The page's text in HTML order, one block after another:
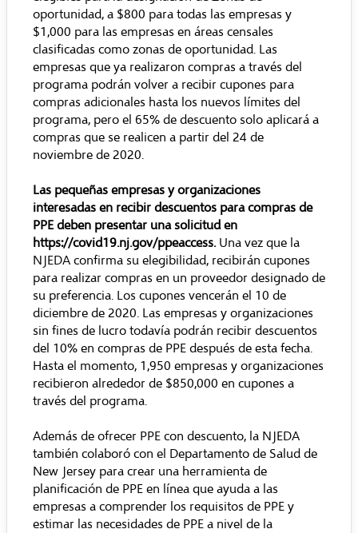
oportunidad, a $800 para todas las empresas y
$1,000 para las empresas en áreas censales
clasificadas como zonas de oportunidad. Las
empresas que ya realizaron compras a través del
programa podrán volver a recibir cupones para
compras adicionales hasta los nuevos límites del
programa, pero el 65% de descuento solo aplicará a
compras que se realicen a partir del 24 de
noviembre de 2020.
Las pequeñas empresas y organizaciones
interesadas en recibir descuentos para compras de
PPE deben presentar una solicitud en
https://covid19.nj.gov/ppeaccess. Una vez que la
NJEDA confirma su elegibilidad, recibirán cupones
para realizar compras en un proveedor designado de
su preferencia. Los cupones vencerán el 10 de
diciembre de 2020. Las empresas y organizaciones
sin fines de lucro todavía podrán recibir descuentos
del 10% en compras de PPE después de esta fecha.
Hasta el momento, 1,950 empresas y organizaciones
recibieron alrededor de $850,000 en cupones a
través del programa.
Además de ofrecer PPE con descuento, la NJEDA
también colaboró con el Departamento de Salud de
New Jersey para crear una herramienta de
planificación de PPE en línea que ayuda a las
empresas a comprender los requisitos de PPE y
estimar las necesidades de PPE a nivel de la